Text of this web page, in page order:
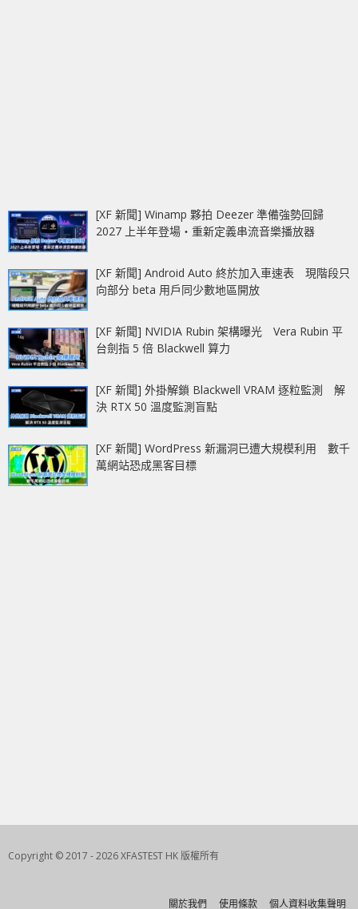
[XF 新聞] Winamp 夥拍 Deezer 準備強勢回歸
2027 上半年登場‧重新定義串流音樂播放器
[XF 新聞] Android Auto 終於加入車速表 現階段只
向部分 beta 用戶同少數地區開放
[XF 新聞] NVIDIA Rubin 架構曝光 Vera Rubin 平
台劍指 5 倍 Blackwell 算力
[XF 新聞] 外掛解鎖 Blackwell VRAM 逐粒監測 解
決 RTX 50 溫度監測盲點
[XF 新聞] WordPress 新漏洞已遭大規模利用 數千
萬網站恐成黑客目標
Copyright © 2017 - 2026 XFASTEST HK 版權所有
關於我們 使用條款 個人資料收集聲明